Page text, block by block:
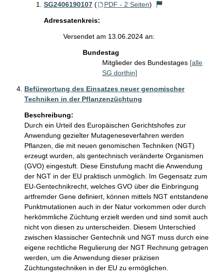
SG2406190107 ( PDF - 2 Seiten)
Adressatenkreis:
Versendet am 13.06.2024 an:
Bundestag
Mitglieder des Bundestages [alle
SG dorthin]
Befürwortung des Einsatzes neuer genomischer
Techniken in der Pflanzenzüchtung
Beschreibung:
Durch ein Urteil des Europäischen Gerichtshofes zur
Anwendung gezielter Mutageneseverfahren werden
Pflanzen, die mit neuen genomischen Techniken (NGT)
erzeugt wurden, als gentechnisch veränderte Organismen
(GVO) eingestuft. Diese Einstufung macht die Anwendung
der NGT in der EU praktisch unmöglich. Im Gegensatz zum
EU-Gentechnikrecht, welches GVO über die Einbringung
artfremder Gene definiert, können mittels NGT entstandene
Punktmutationen auch in der Natur vorkommen oder durch
herkömmliche Züchtung erzielt werden und sind somit auch
nicht von diesen zu unterscheiden. Diesem Unterschied
zwischen klassischer Gentechnik und NGT muss durch eine
eigene rechtliche Regulierung der NGT Rechnung getragen
werden, um die Anwendung dieser präzisen
Züchtungstechniken in der EU zu ermöglichen.